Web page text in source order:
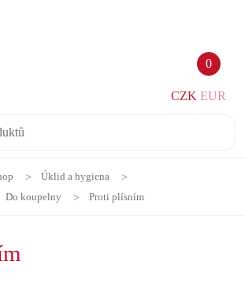
0
CZK EUR
Úklid a hygiena
Do koupelny Proti plísním